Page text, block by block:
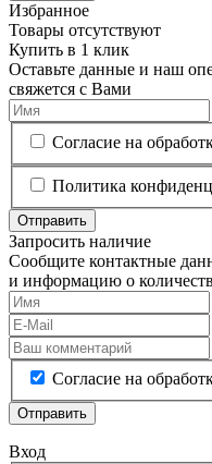
Избранное
Товары отсутствуют
Купить в 1 клик
Оставьте данные и наш
свяжется с Вами
Согласие на
Политика
Отправить
Запросить наличие
Сообщите контактные
и информацию о
Согласие на
Отправить
Вход